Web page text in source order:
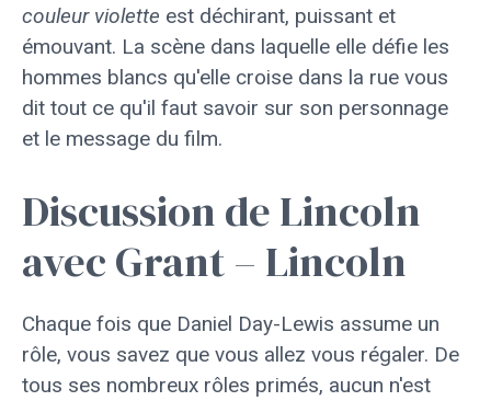
couleur violette est déchirant, puissant et
émouvant. La scène dans laquelle elle défie les
hommes blancs qu'elle croise dans la rue vous
dit tout ce qu'il faut savoir sur son personnage
et le message du film.
Discussion de Lincoln
avec Grant – Lincoln
Chaque fois que Daniel Day-Lewis assume un
rôle, vous savez que vous allez vous régaler. De
tous ses nombreux rôles primés, aucun n'est